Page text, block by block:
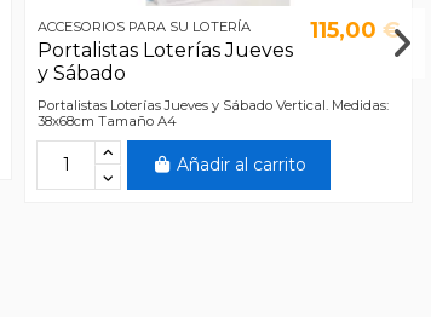
ACCESORIOS PARA SU LOTERÍA
Portalistas Loterías Jueves
y Sábado
115,00 €
Portalistas Loterías Jueves y Sábado Vertical. Medidas:
38x68cm Tamaño A4
Añadir al carrito